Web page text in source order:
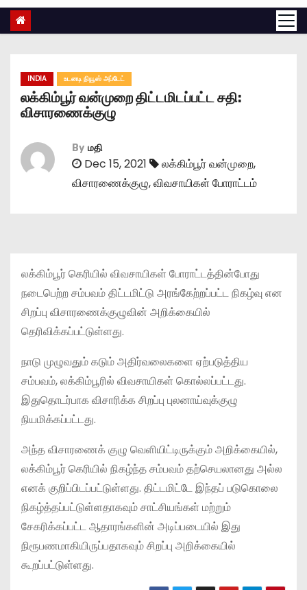
INDIA உடனடி நியூஸ் அப்டேட்
லக்கிம்பூர் வன்முறை திட்டமிடப்பட்ட சதி:
விசாரணைக்குழு
By மதி
Dec 15, 2021 லக்கிம்பூர் வன்முறை,
விசாரணைக்குழு,விவசாயிகள் போராட்டம்
லக்கிம்பூர் கெரியில் விவசாயிகள் போராட்டத்தின்போது
நடைபெற்ற சம்பவம் திட்டமிட்டு அரங்கேற்றப்பட்ட நிகழ்வு என
சிறப்பு விசாரணைக்குழுவின் அறிக்கையில்
தெரிவிக்கப்பட்டுள்ளது.
நாடு முழுவதும் கடும் அதிர்வலைகளை ஏற்படுத்திய
சம்பவம், லக்கிம்பூரில் விவசாயிகள் கொல்லப்பட்டது.
இதுதொடர்பாக விசாரிக்க சிறப்பு புலனாய்வுக்குழு
நியமிக்கப்பட்டது.
அந்த விசாரணைக் குழு வெளியிட்டிருக்கும் அறிக்கையில்,
லக்கிம்பூர் கெரியில் நிகழ்ந்த சம்பவம் தற்செயலானது அல்ல
எனக் குறிப்பிடப்பட்டுள்ளது. திட்டமிட்டே இந்தப் படுகொலை
நிகழ்த்தப்பட்டுள்ளதாகவும் சாட்சியங்கள் மற்றும்
சேகரிக்கப்பட்ட ஆதாரங்களின் அடிப்படையில் இது
நிரூபணமாகியிருப்பதாகவும் சிறப்பு அறிக்கையில்
கூறப்பட்டுள்ளது.